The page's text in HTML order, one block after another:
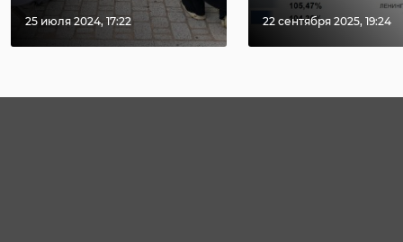
25 июля 2024, 17:22 22 сентября 2025, 19:24